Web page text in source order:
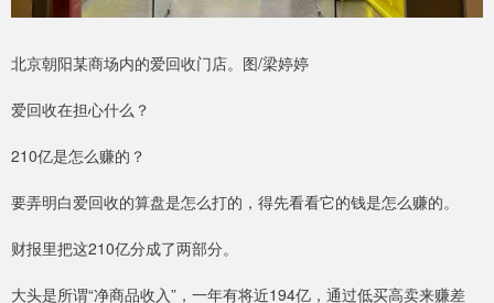
北京朝阳某商场内的爱回收门店。图/梁婷婷
爱回收在担心什么？
210亿是怎么赚的？
要弄明白爱回收的算盘是怎么打的，得先看看它的钱是怎么赚的。
财报里把这210亿分成了两部分。
大头是所谓“净商品收入”，一年有将近194亿，通过低买高卖来赚差